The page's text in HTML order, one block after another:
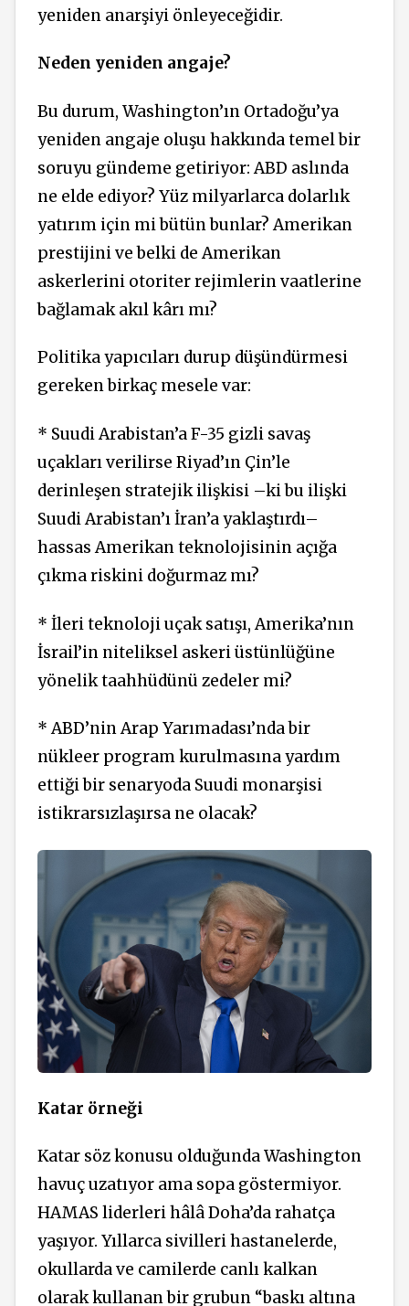
yeniden anarşiyi önleyeceğidir.
Neden yeniden angaje?
Bu durum, Washington’ın Ortadoğu’ya
yeniden angaje oluşu hakkında temel bir
soruyu gündeme getiriyor: ABD aslında
ne elde ediyor? Yüz milyarlarca dolarlık
yatırım için mi bütün bunlar? Amerikan
prestijini ve belki de Amerikan
askerlerini otoriter rejimlerin vaatlerine
bağlamak akıl kârı mı?
Politika yapıcıları durup düşündürmesi
gereken birkaç mesele var:
* Suudi Arabistan’a F-35 gizli savaş
uçakları verilirse Riyad’ın Çin’le
derinleşen stratejik ilişkisi –ki bu ilişki
Suudi Arabistan’ı İran’a yaklaştırdı–
hassas Amerikan teknolojisinin açığa
çıkma riskini doğurmaz mı?
* İleri teknoloji uçak satışı, Amerika’nın
İsrail’in niteliksel askeri üstünlüğüne
yönelik taahhüdünü zedeler mi?
* ABD’nin Arap Yarımadası’nda bir
nükleer program kurulmasına yardım
ettiği bir senaryoda Suudi monarşisi
istikrarsızlaşırsa ne olacak?
Katar örneği
Katar söz konusu olduğunda Washington
havuç uzatıyor ama sopa göstermiyor.
HAMAS liderleri hâlâ Doha’da rahatça
yaşıyor. Yıllarca sivilleri hastanelerde,
okullarda ve camilerde canlı kalkan
olarak kullanan bir grubun “baskı altına